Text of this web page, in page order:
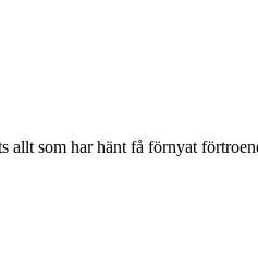
som har hänt få förnyat